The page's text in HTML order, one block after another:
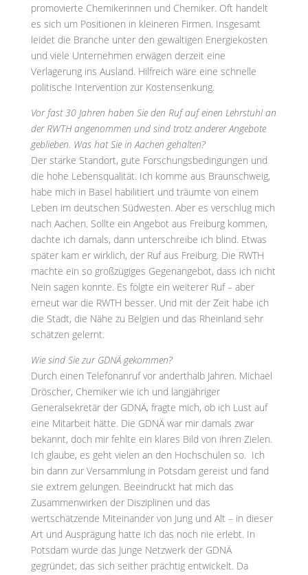
promovierte Chemikerinnen und Chemiker. Oft handelt
es sich um Positionen in kleineren Firmen. Insgesamt
leidet die Branche unter den gewaltigen Energiekosten
und viele Unternehmen erwägen derzeit eine
Verlagerung ins Ausland. Hilfreich wäre eine schnelle
politische Intervention zur Kostensenkung.
Vor fast 30 Jahren haben Sie den Ruf auf einen Lehrstuhl an
der RWTH angenommen und sind trotz anderer Angebote
geblieben. Was hat Sie in Aachen gehalten?
Der starke Standort, gute Forschungsbedingungen und
die hohe Lebensqualität. Ich komme aus Braunschweig,
habe mich in Basel habilitiert und träumte von einem
Leben im deutschen Südwesten. Aber es verschlug mich
nach Aachen. Sollte ein Angebot aus Freiburg kommen,
dachte ich damals, dann unterschreibe ich blind. Etwas
später kam er wirklich, der Ruf aus Freiburg. Die RWTH
machte ein so großzügiges Gegenangebot, dass ich nicht
Nein sagen konnte. Es folgte ein weiterer Ruf – aber
erneut war die RWTH besser. Und mit der Zeit habe ich
die Stadt, die Nähe zu Belgien und das Rheinland sehr
schätzen gelernt.
Wie sind Sie zur GDNÄ gekommen?
Durch einen Telefonanruf vor anderthalb Jahren. Michael
Dröscher, Chemiker wie ich und langjähriger
Generalsekretär der GDNÄ, fragte mich, ob ich Lust auf
eine Mitarbeit hätte. Die GDNÄ war mir damals zwar
bekannt, doch mir fehlte ein klares Bild von ihren Zielen.
Ich glaube, es geht vielen an den Hochschulen so. Ich
bin dann zur Versammlung in Potsdam gereist und fand
sie extrem gelungen. Beeindruckt hat mich das
Zusammenwirken der Disziplinen und das
wertschätzende Miteinander von Jung und Alt – in dieser
Art und Ausprägung hatte ich das noch nie erlebt. In
Potsdam wurde das Junge Netzwerk der GDNÄ
gegründet, das sich seither prächtig entwickelt. Da